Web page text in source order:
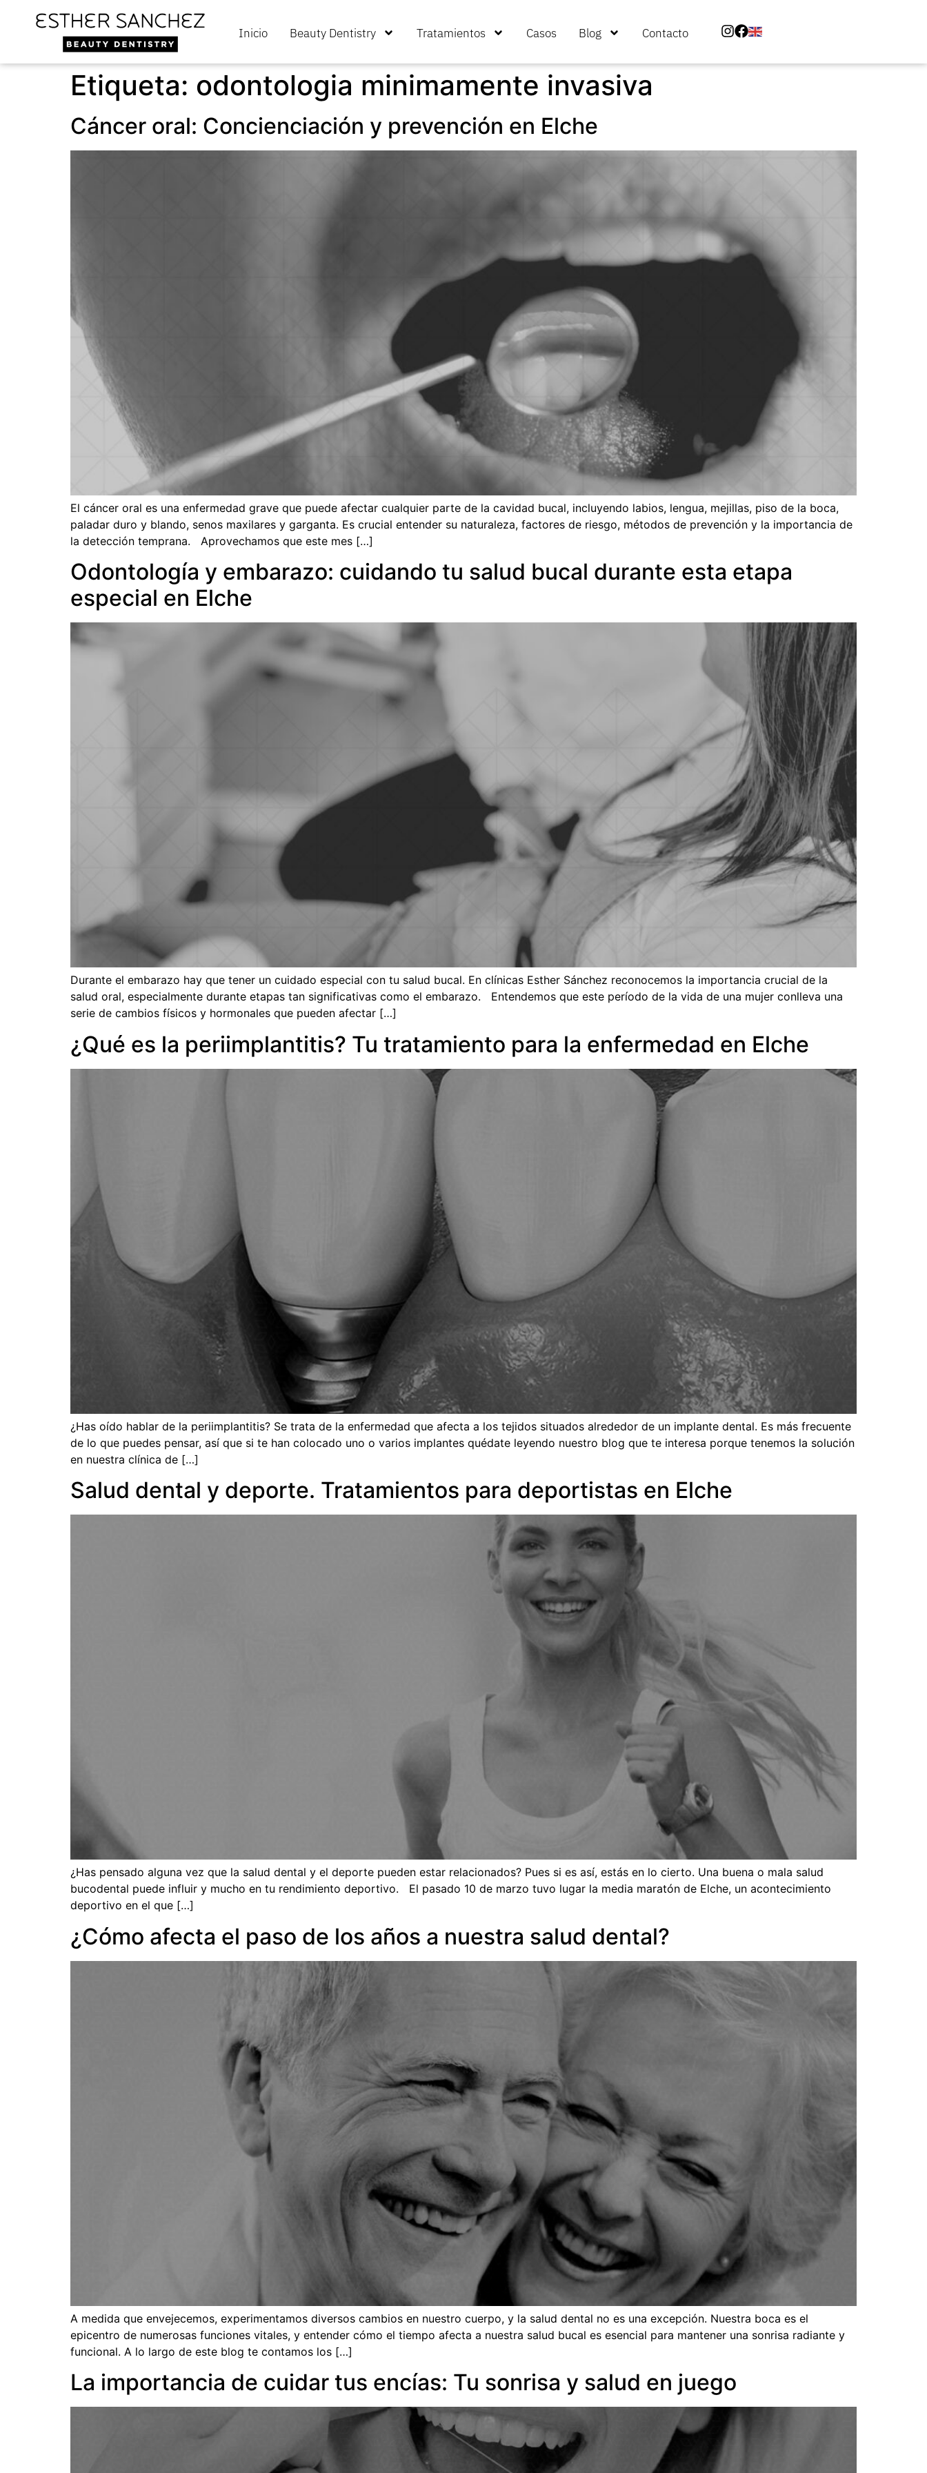
Inicio Beauty Dentistry Tratamientos Casos Blog Contacto
Etiqueta: odontologia minimamente invasiva
Cáncer oral: Concienciación y prevención en Elche
El cáncer oral es una enfermedad grave que puede afectar cualquier parte de la cavidad bucal, incluyendo labios, lengua, mejillas, piso de la boca,
paladar duro y blando, senos maxilares y garganta. Es crucial entender su naturaleza, factores de riesgo, métodos de prevención y la importancia de
la detección temprana. Aprovechamos que este mes […]
Odontología y embarazo: cuidando tu salud bucal durante esta etapa
especial en Elche
Durante el embarazo hay que tener un cuidado especial con tu salud bucal. En clínicas Esther Sánchez reconocemos la importancia crucial de la
salud oral, especialmente durante etapas tan significativas como el embarazo. Entendemos que este período de la vida de una mujer conlleva una
serie de cambios físicos y hormonales que pueden afectar […]
¿Qué es la periimplantitis? Tu tratamiento para la enfermedad en Elche
¿Has oído hablar de la periimplantitis? Se trata de la enfermedad que afecta a los tejidos situados alrededor de un implante dental. Es más frecuente
de lo que puedes pensar, así que si te han colocado uno o varios implantes quédate leyendo nuestro blog que te interesa porque tenemos la solución
en nuestra clínica de […]
Salud dental y deporte. Tratamientos para deportistas en Elche
¿Has pensado alguna vez que la salud dental y el deporte pueden estar relacionados? Pues si es así, estás en lo cierto. Una buena o mala salud
bucodental puede influir y mucho en tu rendimiento deportivo. El pasado 10 de marzo tuvo lugar la media maratón de Elche, un acontecimiento
deportivo en el que […]
¿Cómo afecta el paso de los años a nuestra salud dental?
A medida que envejecemos, experimentamos diversos cambios en nuestro cuerpo, y la salud dental no es una excepción. Nuestra boca es el
epicentro de numerosas funciones vitales, y entender cómo el tiempo afecta a nuestra salud bucal es esencial para mantener una sonrisa radiante y
funcional. A lo largo de este blog te contamos los […]
La importancia de cuidar tus encías: Tu sonrisa y salud en juego